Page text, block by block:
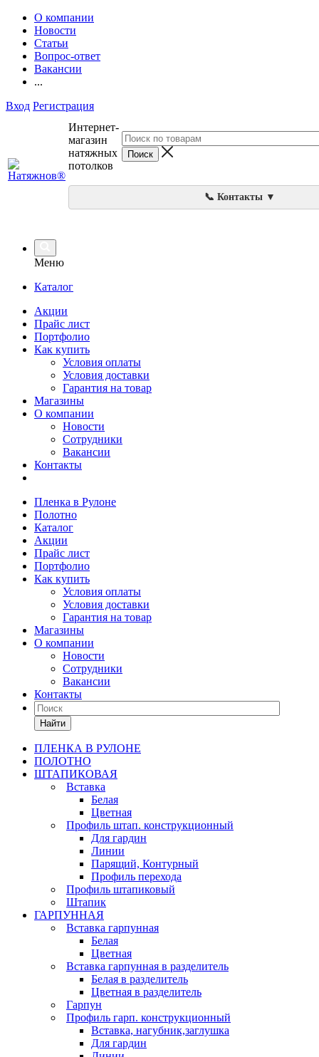
О компании
Новости
Статьи
Вопрос-ответ
Вакансии
...
Вход Регистрация
Интернет-
магазин
натяжных
потолков
📞 Контакты ▼
Меню
Каталог
Акции
Прайс лист
Портфолио
Как купить
Условия оплаты
Условия доставки
Гарантия на товар
Магазины
О компании
Новости
Сотрудники
Вакансии
Контакты
Пленка в Рулоне
Полотно
Каталог
Акции
Прайс лист
Портфолио
Как купить
Условия оплаты
Условия доставки
Гарантия на товар
Магазины
О компании
Новости
Сотрудники
Вакансии
Контакты
Найти
ПЛЕНКА В РУЛОНЕ
ПОЛОТНО
ШТАПИКОВАЯ
Вставка
Белая
Цветная
Профиль штап. конструкционный
Для гардин
Линии
Парящий, Контурный
Профиль перехода
Профиль штапиковый
Штапик
ГАРПУННАЯ
Вставка гарпунная
Белая
Цветная
Вставка гарпунная в разделитель
Белая в разделитель
Цветная в разделитель
Гарпун
Профиль гарп. конструкционный
Вставка, нагубник,заглушка
Для гардин